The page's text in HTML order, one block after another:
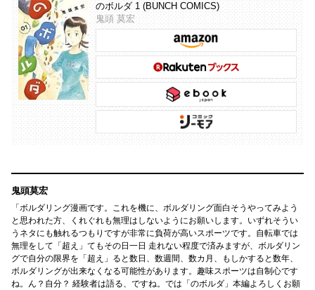
のボルダ 1 (BUNCH COMICS)
鬼頭 莫宏
鬼頭莫宏
「ボルダリング漫画です。これを機に、ボルダリング面白そうやってみよう
と思われた方、くれぐれも無理はしないようにお願いします。いずれそうい
うネタにも触れるつもりですが非常に負荷が高いスポーツです。自転車では
無理をして「超え」てもその日一日 走れない程度で済みますが、ボルダリン
グで自分の限界を「超え」ると数日、数週間、数カ月、もしかすると数年、
ボルダリングが出来なくなる可能性があります。趣味スポーツは自制心です
ね。ん？自分？ 経験者は語る、ですね。では「のボルダ」本編よろしくお願